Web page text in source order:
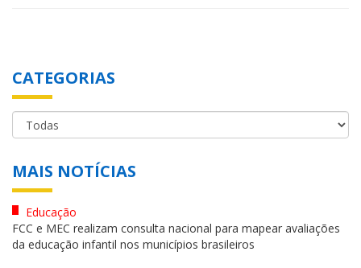
CATEGORIAS
MAIS NOTÍCIAS
Educação
FCC e MEC realizam consulta nacional para mapear avaliações
da educação infantil nos municípios brasileiros